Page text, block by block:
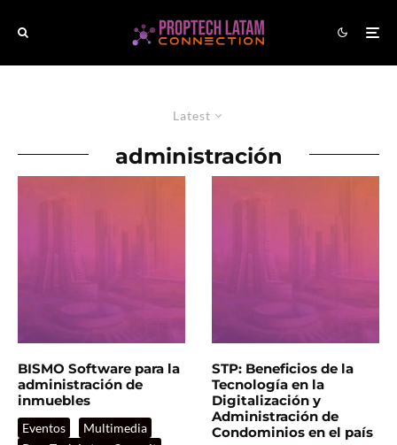
Latest
administración
BISMO Software para la
administración de
inmuebles
Eventos
Multimedia
STP: Beneficios de la
Tecnología en la
Digitalización y
Administración de
Condominios en el país